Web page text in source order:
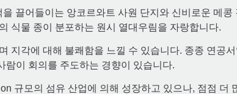
끌어들이는 앙코르와트 사원 단지와 신비로운 메콩
식물 종이 분포하는 원시 열대우림을 자랑합니다.
지각에 대해 불쾌함을 느낄 수 있습니다. 종종 연공
람이 회의를 주도하는 경향이 있습니다.
규모의 섬유 산업에 의해 성장하고 있으나, 점점 더